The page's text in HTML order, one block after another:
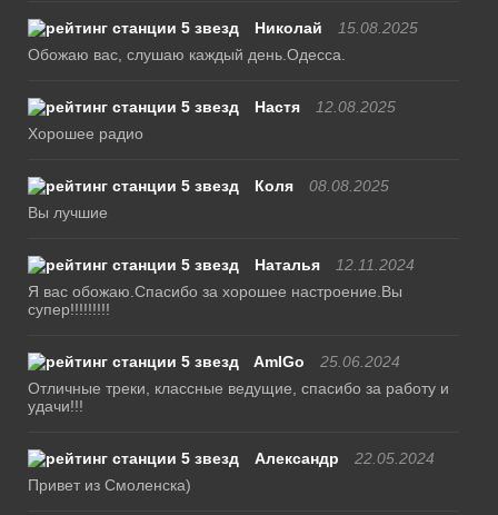
Николай
15.08.2025
Обожаю вас, слушаю каждый день.Одесса.
Настя
12.08.2025
Хорошее радио
Коля
08.08.2025
Вы лучшие
Наталья
12.11.2024
Я вас обожаю.Спасибо за хорошее настроение.Вы
супер!!!!!!!!!
AmIGo
25.06.2024
Отличные треки, классные ведущие, спасибо за работу и
удачи!!!
Александр
22.05.2024
Привет из Смоленска)